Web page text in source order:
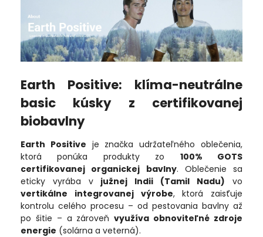
Earth Positive: klíma-neutrálne
basic kúsky z certifikovanej
biobavlny
Earth Positive je značka udržateľného oblečenia,
ktorá ponúka produkty zo 100% GOTS
certifikovanej organickej bavlny. Oblečenie sa
eticky vyrába v južnej Indii (Tamil Nadu) vo
vertikálne integrovanej výrobe, ktorá zaisťuje
kontrolu celého procesu – od pestovania bavlny až
po šitie – a zároveňvyužíva obnoviteľné zdroje
energie (solárna a veterná).